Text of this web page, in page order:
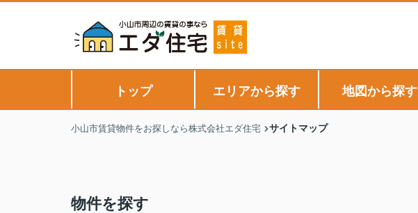
トップ エリアから探す 地図から探す
小山市賃貸物件をお探しなら株式会社エダ住宅 サイトマップ
物件を探す